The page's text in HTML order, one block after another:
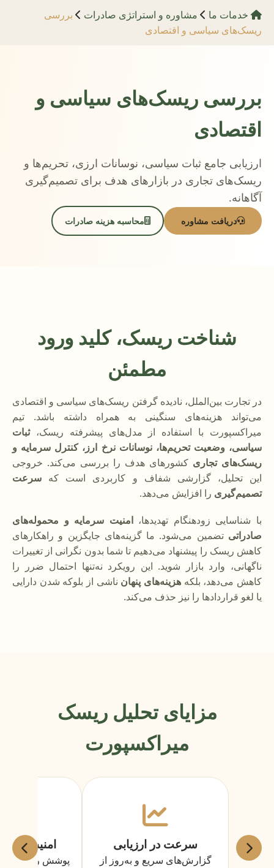
خدمات ما مشاوره و استراتژی صادرات
بررسی
ریسک‌های سیاسی و اقتصادی
بررسی ریسک‌های سیاسی و
اقتصادی
ارزیابی جامع ثبات سیاسی، نوسانات ارزی، تحریم‌ها و
ریسک‌های تجاری در بازارهای هدف برای تصمیم‌گیری
آگاهانه.
دریافت مشاوره محاسبه هزینه صادرات
شناخت ریسک، کلید ورود
مطمئن
در تجارت بین‌الملل، نادیده گرفتن ریسک‌های سیاسی و اقتصادی
می‌تواند هزینه‌های سنگینی به همراه داشته باشد. تیم
میراکسپورت با استفاده از مدل‌های پیشرفته ریسک،ثبات
سیاسی، وضعیت تحریم‌ها، نوسانات نرخ ارز، کنترل سرمایه و
ریسک‌های تجاری کشورهای هدف را بررسی می‌کند. خروجی
این تحلیل، گزارشی شفاف و کاربردی است که سرعت
تصمیم‌گیری را افزایش می‌دهد.
با شناسایی زودهنگام تهدیدها،امنیت سرمایه و محموله‌های
صادراتی تضمین می‌شود. ما گزینه‌های جایگزین و راهکارهای
کاهش ریسک را پیشنهاد می‌دهیم تا شما بدون نگرانی از تغییرات
ناگهانی، وارد بازار شوید. این رویکرد نه‌تنها احتمال ضرر را
کاهش می‌دهد، بلکه هزینه‌های پنهان ناشی از بلوکه شدن دارایی
یا لغو قراردادها را نیز حذف می‌کند.
مزایای تحلیل ریسک
میراکسپورت
سرعت در ارزیابی
گزارش‌های سریع و به‌روز از
امنیت
پوشش ریسک‌های